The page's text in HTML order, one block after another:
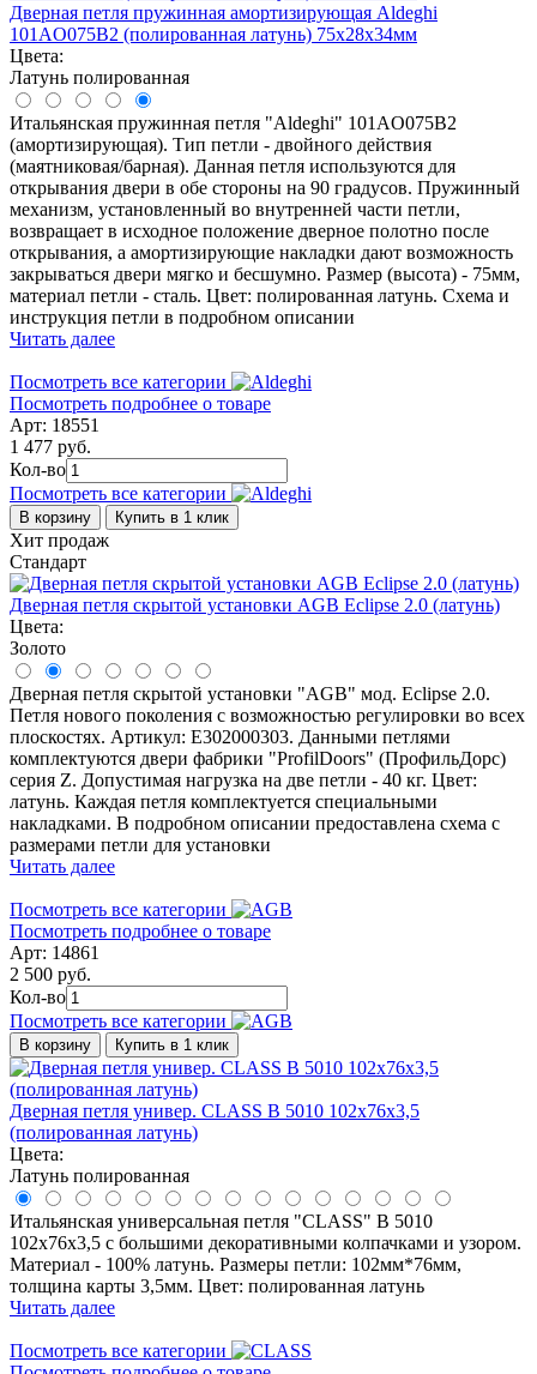
Дверная петля пружинная амортизирующая Aldeghi
101AO075B2 (полированная латунь) 75x28x34мм
Цвета:
Латунь полированная
Итальянская пружинная петля "Aldeghi" 101AO075B2
(амортизирующая). Тип петли - двойного действия
(маятниковая/барная). Данная петля используются для
открывания двери в обе стороны на 90 градусов. Пружинный
механизм, установленный во внутренней части петли,
возвращает в исходное положение дверное полотно после
открывания, а амортизирующие накладки дают возможность
закрываться двери мягко и бесшумно. Размер (высота) - 75мм,
материал петли - сталь. Цвет: полированная латунь. Схема и
инструкция петли в подробном описании
Читать далее
Посмотреть все категории
Посмотреть подробнее о товаре
Арт: 18551
1 477 руб.
Кол-во
Посмотреть все категории
В корзину Купить в 1 клик
Хит продаж
Стандарт
Дверная петля скрытой установки AGB Eclipse 2.0 (латунь)
Цвета:
Золото
Дверная петля скрытой установки "AGB" мод. Eclipse 2.0.
Петля нового поколения с возможностью регулировки во всех
плоскостях. Артикул: Е302000303. Данными петлями
комплектуются двери фабрики "ProfilDoors" (ПрофильДорс)
серия Z. Допустимая нагрузка на две петли - 40 кг. Цвет:
латунь. Каждая петля комплектуется специальными
накладками. В подробном описании предоставлена схема с
размерами петли для установки
Читать далее
Посмотреть все категории
Посмотреть подробнее о товаре
Арт: 14861
2 500 руб.
Кол-во
Посмотреть все категории
В корзину Купить в 1 клик
Дверная петля универ. CLASS B 5010 102x76x3,5
(полированная латунь)
Цвета:
Латунь полированная
Итальянская универсальная петля "CLASS" B 5010
102x76x3,5 с большими декоративными колпачками и узором.
Материал - 100% латунь. Размеры петли: 102мм*76мм,
толщина карты 3,5мм. Цвет: полированная латунь
Читать далее
Посмотреть все категории